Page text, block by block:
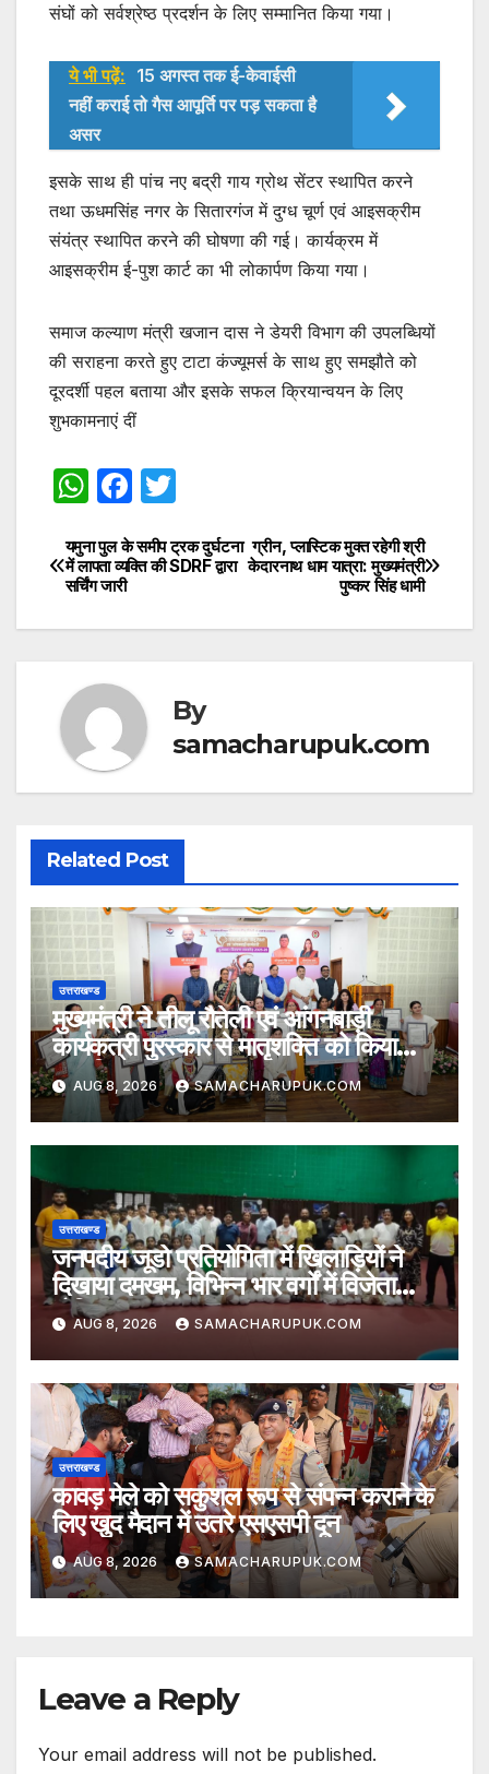
संघों को सर्वश्रेष्ठ प्रदर्शन के लिए सम्मानित किया गया।
ये भी पढ़ें: 15 अगस्त तक ई-केवाईसी
नहीं कराई तो गैस आपूर्ति पर पड़ सकता है
असर
इसके साथ ही पांच नए बद्री गाय ग्रोथ सेंटर स्थापित करने
तथा ऊधमसिंह नगर के सितारगंज में दुग्ध चूर्ण एवं आइसक्रीम
संयंत्र स्थापित करने की घोषणा की गई। कार्यक्रम में
आइसक्रीम ई-पुश कार्ट का भी लोकार्पण किया गया।
समाज कल्याण मंत्री खजान दास ने डेयरी विभाग की उपलब्धियों
की सराहना करते हुए टाटा कंज्यूमर्स के साथ हुए समझौते को
दूरदर्शी पहल बताया और इसके सफल क्रियान्वयन के लिए
शुभकामनाएं दीं
W
at
s
A
p
F
c
b
o
k
itt
Post
navigation
ग्रीन, प्लास्टिक मुक्त रहेगी श्री
केदारनाथ धाम यात्रा: मुख्यमंत्री
पुष्कर सिंह धामी
यमुना पुल के समीप ट्रक दुर्घटना
में लापता व्यक्ति की SDRF द्वारा
सर्चिंग जारी
By
samacharupuk.com
Related Post
उत्तराखण्ड
मुख्यमंत्री ने तीलू रौतेली एवं आंगनबाड़ी
कार्यकत्री पुरस्कार से मातृशक्ति को किया
सम्मानित
AUG 8, 2026 SAMACHARUPUK.COM
उत्तराखण्ड
जनपदीय जूडो प्रतियोगिता में खिलाड़ियों ने
दिखाया दमखम, विभिन्न भार वर्गों में विजेता
घोषित
AUG 8, 2026 SAMACHARUPUK.COM
उत्तराखण्ड
कावड़ मेले को सकुशल रूप से संपन्न कराने के
लिए खुद मैदान में उतरे एसएसपी दून
AUG 8, 2026 SAMACHARUPUK.COM
Leave a Reply
Your email address will not be published.